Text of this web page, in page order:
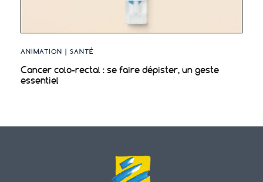
ANIMATION | SANTÉ
Cancer colo-rectal : se faire dépister, un geste
essentiel